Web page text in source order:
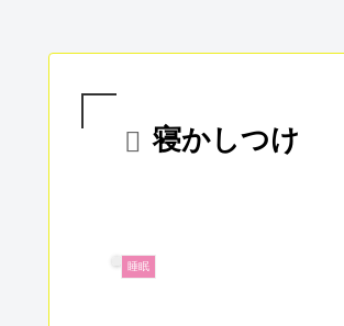
寝かしつけ
睡眠